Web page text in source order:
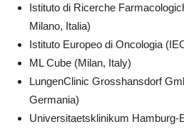
Istituto di Ricerche
Milano, Italia)
Istituto Europeo di Oncologia
ML Cube (Milan, Italy)
LungenClinic Grosshansdorf
Germania)
Universitaetsklinikum Hamburg-